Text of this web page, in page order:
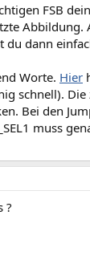
FSB
Abbildung.
dann
Worte. Hier
schnell).
Bei den
muss
?